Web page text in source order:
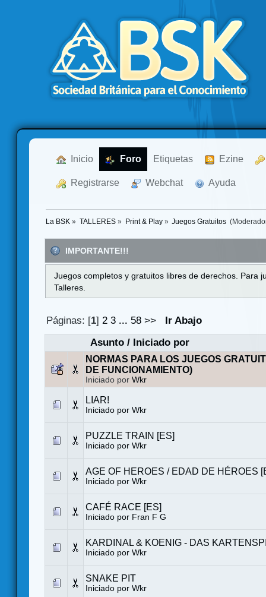
Inicio Foro Etiquetas Ezine
Registrarse Webchat Ayuda
La BSK » TALLERES» Print & Play» Juegos Gratuitos
IMPORTANTE!!!
Juegos completos y gratuitos libres de derechos. Para
Talleres.
Páginas: [1] 2 3 ... 58 >>
Ir Abajo
Asunto/ Iniciado por
NORMAS PARA LOS JUEGOS
DE FUNCIONAMIENTO)
Iniciado por Wkr
LIAR!
Iniciado por Wkr
PUZZLE TRAIN [ES]
Iniciado por Wkr
AGE OF HEROES / EDAD DE HÉROES
Iniciado por Wkr
CAFÉ RACE [ES]
Iniciado por Fran F G
KARDINAL & KOENIG - DAS
Iniciado por Wkr
SNAKE PIT
Iniciado por Wkr